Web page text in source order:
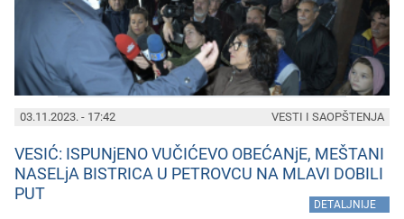
03.11.2023. - 17:42
VESIĆ: ISPUNjENO VUČIĆEVO OBEĆANjE, MEŠTANI
NASELjA BISTRICA U PETROVCU NA MLAVI DOBILI
PUT
DETALJNIJE
VESTI I SAOPŠTENJA